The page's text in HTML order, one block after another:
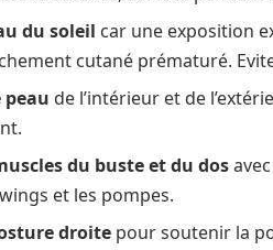
du soleil car une exposition
cutané prématuré.
de l’intérieur et de
du buste et du dos
et les pompes.
droite pour soutenir la